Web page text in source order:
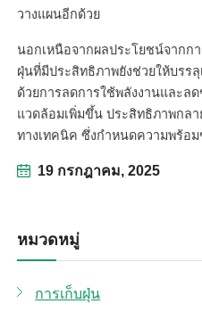
19 กรกฎาคม, 2025
หมวดหมู่
การเก็บฝุ่น
วางแผนอีกด้วย
นอกเหนือจากผลประโยชน์จากก
ฝุ่นที่มีประสิทธิภาพยังช่วยให้บรร
ด้วยการลดการใช้พลังงานและล
แวดล้อมเพิ่มขึ้น ประสิทธิภาพกล
ทางเทคนิค ซึ่งกำหนดความพร้อ